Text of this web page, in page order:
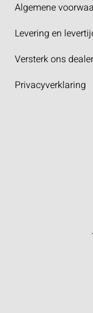
Algemene
Levering en
Versterk ons
Privacyverklaring